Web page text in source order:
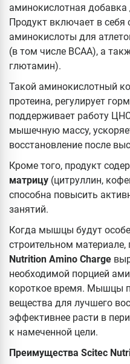
аминокислотная добавка
Продукт включает в
аминокислоты для
(в том числе ВСАА), а
глютамин).
Такой аминокислотный
протеина, регулирует
поддерживает работу
мышечную массу,
восстановление после
Кроме того, продукт
матрицу (цитруллин,
способна повысить
занятий.
Когда мышцы будут
строительном
Nutrition Amino Charge
необходимой порцией
короткое время. Мышцы
вещества для лучшего
эффективнее расти в
к намеченной цели.
Преимущества Scitec